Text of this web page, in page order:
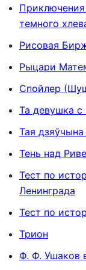
темного
Рисовая
Рыцари
Спойлер
Та девушка
Тая
Тень над
Тест по
Ленинграда
Тест по
Трион
Ф. Ф. Ушаков